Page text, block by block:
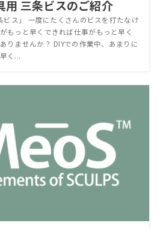
用 三条ビスのご紹介
ビス」 一度にたくさんのビスを打たなけ
もっと早くできれば仕事がもっと早く
りませんか？ DIYでの作業中、あまりに
く...